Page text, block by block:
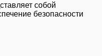
собой
безопасности